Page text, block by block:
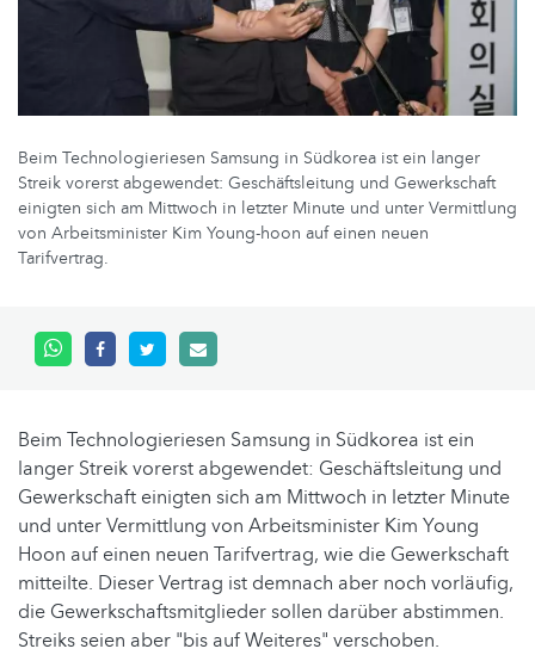
Beim Technologieriesen Samsung in Südkorea ist ein langer
Streik vorerst abgewendet: Geschäftsleitung und Gewerkschaft
einigten sich am Mittwoch in letzter Minute und unter Vermittlung
von Arbeitsminister Kim Young-hoon auf einen neuen
Tarifvertrag.
Beim Technologieriesen Samsung in Südkorea ist ein
langer Streik vorerst abgewendet: Geschäftsleitung und
Gewerkschaft einigten sich am Mittwoch in letzter Minute
und unter Vermittlung von Arbeitsminister Kim Young
Hoon auf einen neuen Tarifvertrag, wie die Gewerkschaft
mitteilte. Dieser Vertrag ist demnach aber noch vorläufig,
die Gewerkschaftsmitglieder sollen darüber abstimmen.
Streiks seien aber "bis auf Weiteres" verschoben.